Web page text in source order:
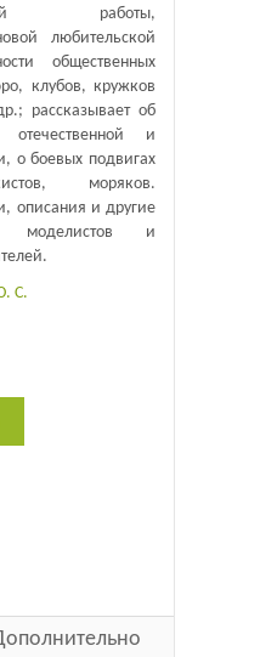
работы,
любительской
общественных
клубов, кружков
рассказывает об
отечественной и
о боевых подвигах
моряков.
описания и другие
моделистов и
С.